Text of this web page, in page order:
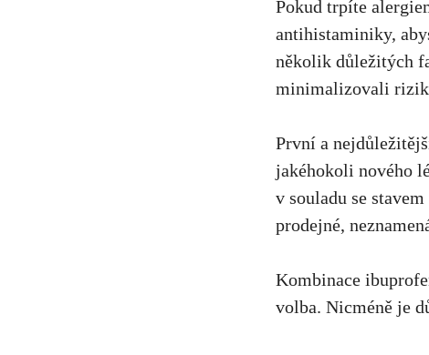
Pokud⁣ trpíte⁤
antihistaminiky,
několik důležitých
minimalizovali
První a
jakéhokoli nového
v souladu se
prodejné,
Kombinace
volba. Nicméně je